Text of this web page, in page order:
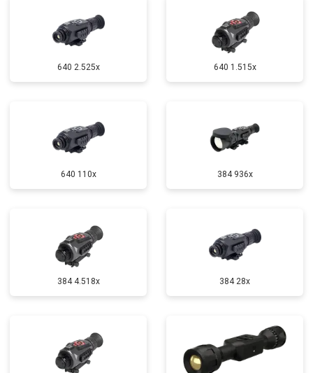
640 2.525x 640 1.515x
640 110x 384 936x
384 4.518x 384 28x